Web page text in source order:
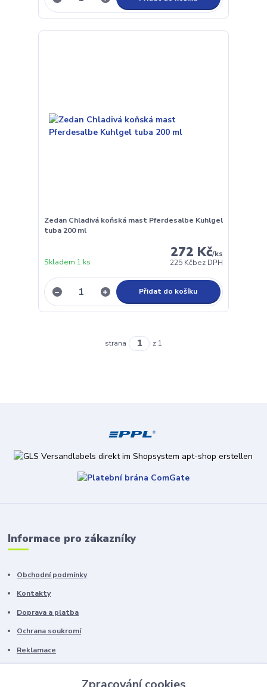
Zedan Chladivá koňská mast Pferdesalbe Kuhlgel
tuba 200 ml
272 Kč/ks
225 Kčbez DPH
Skladem 1 ks
Přidat do košíku
strana z 1
Informace pro zákazníky
Obchodní podmínky
Kontakty
Doprava a platba
Ochrana soukromí
Reklamace